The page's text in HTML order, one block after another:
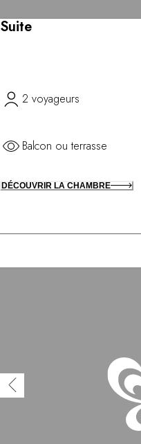
Suite
2 voyageurs
Balcon ou terrasse
DÉCOUVRIR LA CHAMBRE